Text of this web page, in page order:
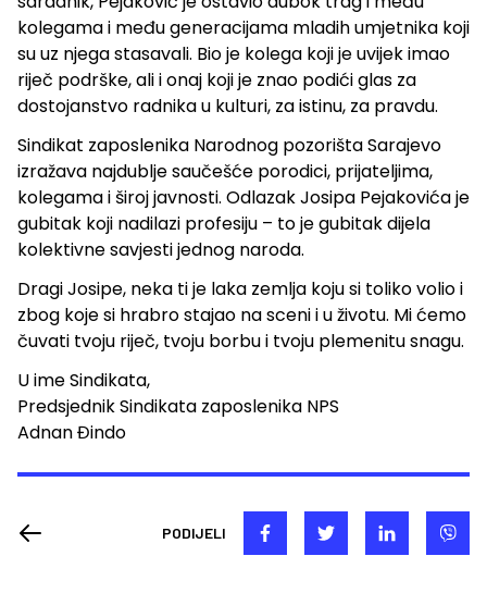
kolegama i među generacijama mladih umjetnika koji
su uz njega stasavali. Bio je kolega koji je uvijek imao
riječ podrške, ali i onaj koji je znao podići glas za
dostojanstvo radnika u kulturi, za istinu, za pravdu.
Sindikat zaposlenika Narodnog pozorišta Sarajevo
izražava najdublje saučešće porodici, prijateljima,
kolegama i široj javnosti. Odlazak Josipa Pejakovića je
gubitak koji nadilazi profesiju – to je gubitak dijela
kolektivne savjesti jednog naroda.
Dragi Josipe, neka ti je laka zemlja koju si toliko volio i
zbog koje si hrabro stajao na sceni i u životu. Mi ćemo
čuvati tvoju riječ, tvoju borbu i tvoju plemenitu snagu.
U ime Sindikata,
Predsjednik Sindikata zaposlenika NPS
Adnan Đindo
PODIJELI